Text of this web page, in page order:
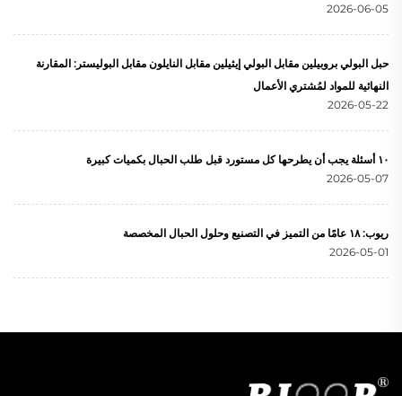
2026-06-05
حبل البولي بروبيلين مقابل البولي إيثيلين مقابل النايلون مقابل البوليستر: المقارنة
النهائية للمواد لمُشتري الأعمال
2026-05-22
١٠ أسئلة يجب أن يطرحها كل مستورد قبل طلب الحبال بكميات كبيرة
2026-05-07
ريوب: ١٨ عامًا من التميز في التصنيع وحلول الحبال المخصصة
2026-05-01